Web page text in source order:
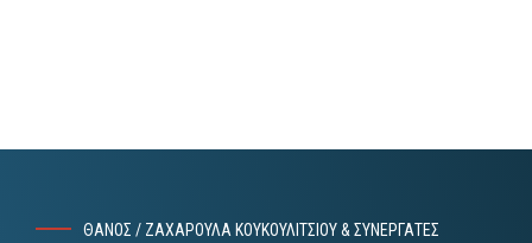
ΘΑΝΟΣ / ΖΑΧΑΡΟΥΛΑ ΚΟΥΚΟΥΛΙΤΣΙΟΥ & ΣΥΝΕΡΓΑΤΕΣ